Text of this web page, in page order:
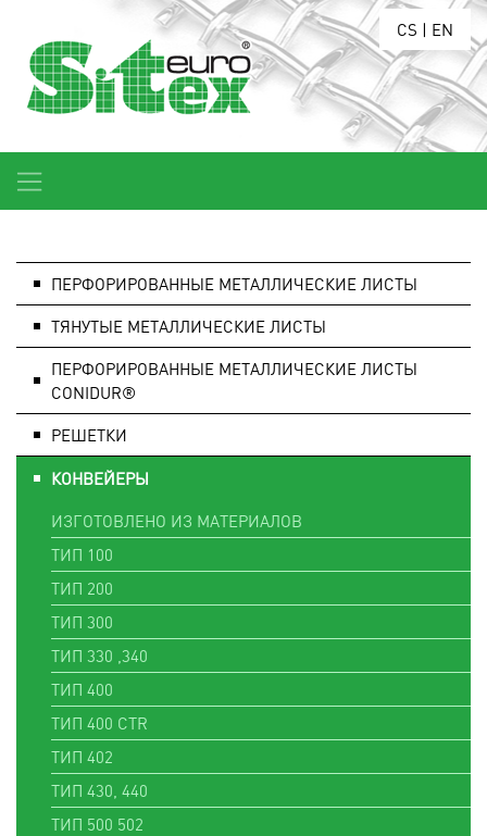
CS | EN
ПЕРФОРИРОВАННЫЕ МЕТАЛЛИЧЕСКИЕ ЛИСТЫ
ТЯНУТЫЕ МЕТАЛЛИЧЕСКИЕ ЛИСТЫ
ПЕРФОРИРОВАННЫЕ МЕТАЛЛИЧЕСКИЕ ЛИСТЫ
CONIDUR®
РЕШЕТКИ
КОНВЕЙЕРЫ
ИЗГОТОВЛЕНО ИЗ МАТЕРИАЛОВ
ТИП 100
ТИП 200
ТИП 300
ТИП 330 ,340
ТИП 400
ТИП 400 CTR
ТИП 402
ТИП 430, 440
ТИП 500 502